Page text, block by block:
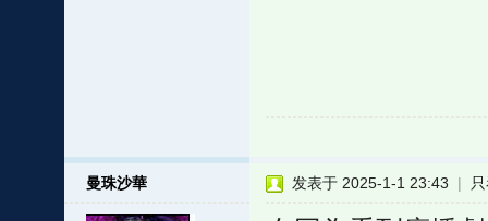
曼珠沙華 发表于 2025-1-1 23:43 |